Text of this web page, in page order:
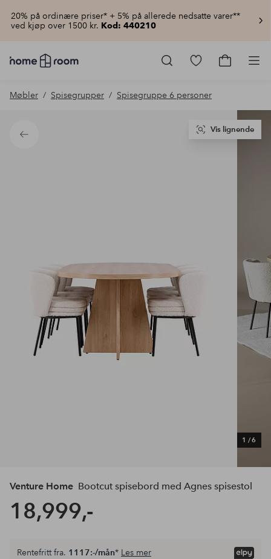
20% på ordinære priser* + 5% på allerede nedsatte varer**
ved kjøp over 1500 kr. Kod: 440210
Homeroom
–
hjemmet
pris
Gå
produkter
Gå
Møbler Spisegrupper Spisegruppe 6 personer
Tilbake
1 /6
Vis lignende
Venture Home Bootcut spisebord med Agnes spisestol
18,999,-
Rentefritt fra. 1117:-/mån* Les mer